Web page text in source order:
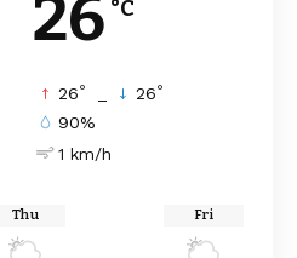
26 °C
26° 26°
90%
1 km/h
Thu Fri